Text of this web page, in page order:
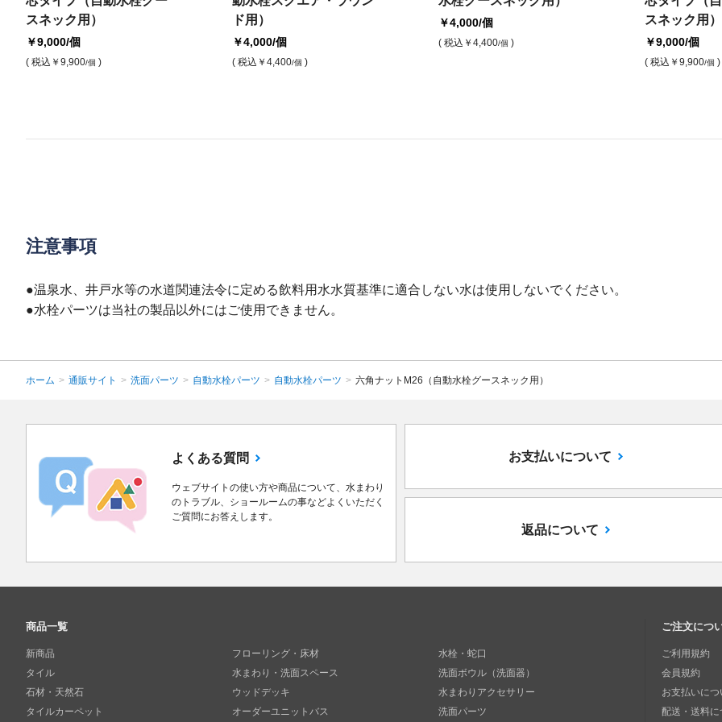
スネック用）
￥9,000/個
( 税込 ￥9,900/個 )
ド用）
￥4,000/個
( 税込 ￥4,400/個 )
￥4,000/個
( 税込 ￥4,400/個 )
スネック用）
￥9,000/個
( 税込 ￥9,900/個 )
注意事項
●温泉水、井戸水等の水道関連法令に定める飲料用水水質基準に適合しない水は使用しないでください。
●水栓パーツは当社の製品以外にはご使用できません。
ホーム > 通販サイト > 洗面パーツ > 自動水栓パーツ > 自動水栓パーツ > 六角ナットM26（自動水栓グースネック用）
よくある質問
ウェブサイトの使い方や商品について、水まわり
のトラブル、ショールームの事などよくいただく
ご質問にお答えします。
お支払いについて
返品について
商品一覧
新商品
タイル
石材・天然石
タイルカーペット
フローリング・床材
水まわり・洗面スペース
ウッドデッキ
オーダーユニットバス
水栓・蛇口
洗面ボウル（洗面器）
水まわりアクセサリー
洗面パーツ
ご注文につ
ご利用規約
会員規約
お支払いにつ
配送・送料に